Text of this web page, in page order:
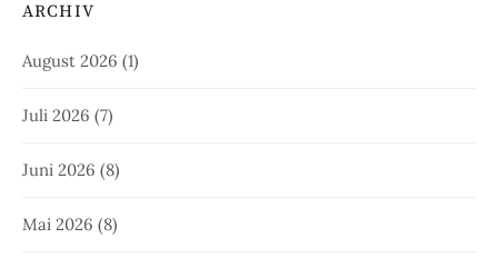
ARCHIV
August 2026 (1)
Juli 2026 (7)
Juni 2026 (8)
Mai 2026 (8)